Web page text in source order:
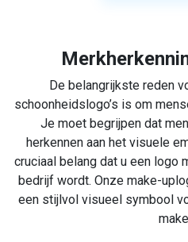
De belangrijkste reden
schoonheidslogo’s is om
Je moet begrijpen dat
herkennen aan het visuele
cruciaal belang dat u een logo
bedrijf wordt. Onze make-
een stijlvol visueel symbool